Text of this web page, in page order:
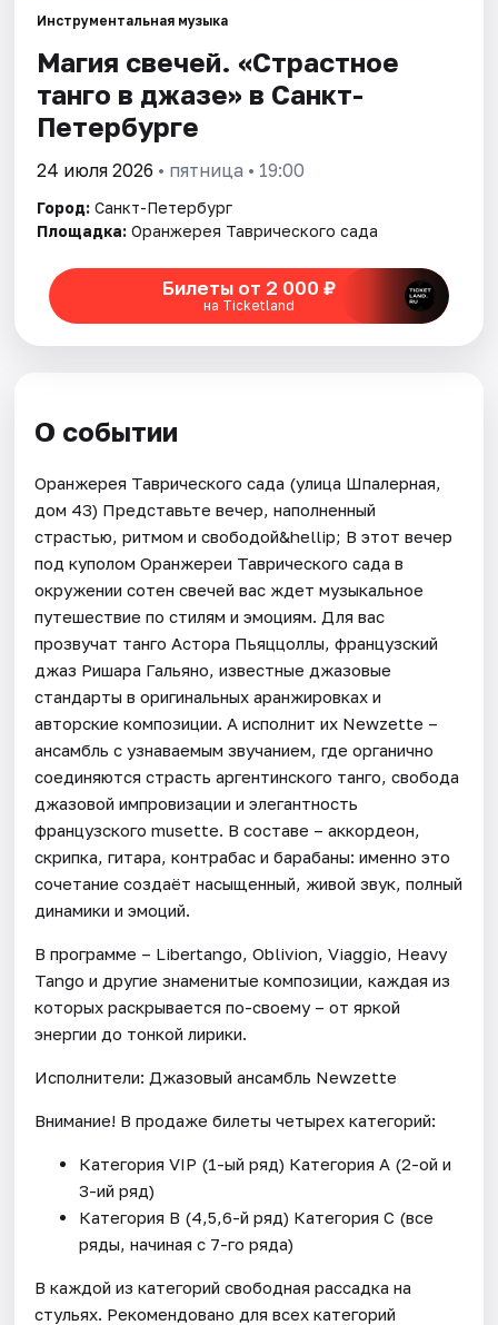
Города
Площадки
Артисты
Рейтинги
Инструментальная музыка
Магия свечей. «Страстное
танго в джазе» в Санкт-
Петербурге
24 июля 2026 • пятница • 19:00
Город: Санкт-Петербург
Площадка: Оранжерея Таврического сада
Билеты от 2 000 ₽
на Ticketland
О событии
Оранжерея Таврического сада (улица Шпалерная,
дом 43) Представьте вечер, наполненный
страстью, ритмом и свободой&hellip; В этот вечер
под куполом Оранжереи Таврического сада в
окружении сотен свечей вас ждет музыкальное
путешествие по стилям и эмоциям. Для вас
прозвучат танго Астора Пьяццоллы, французский
джаз Ришара Гальяно, известные джазовые
стандарты в оригинальных аранжировках и
авторские композиции. А исполнит их Newzette –
ансамбль с узнаваемым звучанием, где органично
соединяются страсть аргентинского танго, свобода
джазовой импровизации и элегантность
французского musette. В составе – аккордеон,
скрипка, гитара, контрабас и барабаны: именно это
сочетание создаёт насыщенный, живой звук, полный
динамики и эмоций.
В программе – Libertango, Oblivion, Viaggio, Heavy
Tango и другие знаменитые композиции, каждая из
которых раскрывается по-своему – от яркой
энергии до тонкой лирики.
Исполнители: Джазовый ансамбль Newzette
Внимание! В продаже билеты четырех категорий:
Категория VIP (1-ый ряд) Категория А (2-ой и
3-ий ряд)
Категория В (4,5,6-й ряд) Категория C (все
ряды, начиная с 7-го ряда)
В каждой из категорий свободная рассадка на
стульях. Рекомендовано для всех категорий